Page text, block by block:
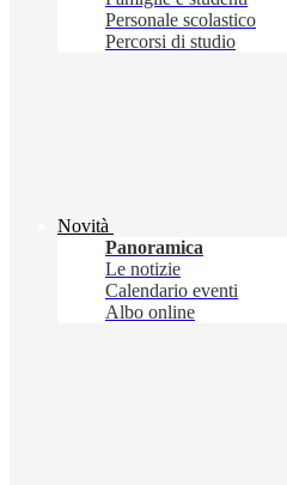
Personale scolastico
Percorsi di studio
Novità
Panoramica
Le notizie
Calendario eventi
Albo online